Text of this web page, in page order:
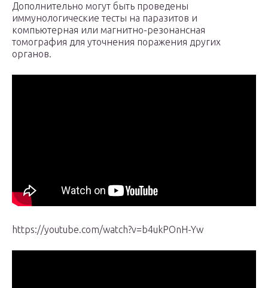
Дополнительно могут быть проведены
иммунологические тесты на паразитов и
компьютерная или магнитно-резонансная
томография для уточнения поражения других
органов.
https://youtube.com/watch?v=b4ukPOnH-Yw